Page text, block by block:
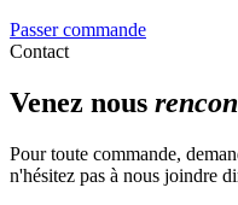
Passer commande
Contact
Venez nous
Pour toute commande,
n'hésitez pas à nous joindre